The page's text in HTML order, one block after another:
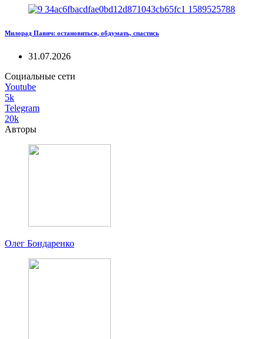
Милорад Павич: остановиться, обдумать, спастись
31.07.2026
Социальные сети
Youtube
5k
Telegram
20k
Авторы
Олег Бондаренко